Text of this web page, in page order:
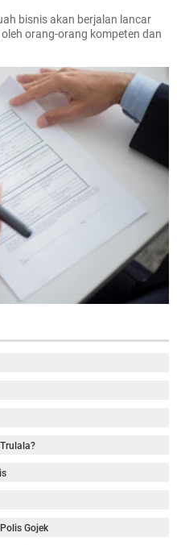
bisnis akan berjalan lancar
orang-orang kompeten dan
Gojek